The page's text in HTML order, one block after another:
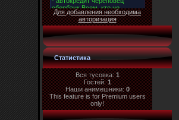
Для добавления необходима
авторизация
Статистика
Вся тусовка:1
Гостей:1
Наши анимешники:0
This feature is for Premium users
only!